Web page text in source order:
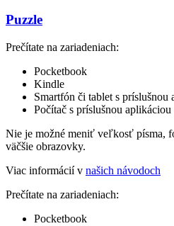
Puzzle
Prečítate na zariadeniach:
Pocketbook
Kindle
Smartfón či tablet s príslušnou
Počítač s príslušnou aplikáciou
Nie je možné meniť veľkosť písma,
väčšie obrazovky.
Viac informácií v našich návodoch
Prečítate na zariadeniach:
Pocketbook